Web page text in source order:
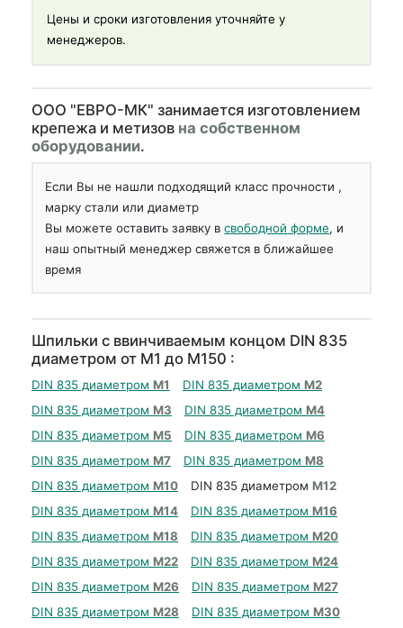
Цены и сроки изготовления уточняйте у
менеджеров.
OOO "ЕВРО-МК" занимается изготовлением
крепежа и метизов на собственном
оборудовании.
Если Вы не нашли подходящий класс прочности ,
марку стали или диаметр
Вы можете оставить заявку всвободной форме, и
наш опытный менеджер свяжется в ближайшее
время
Шпильки с ввинчиваемым концом DIN 835
диаметром от М1 до М150 :
DIN 835 диаметром М1 DIN 835 диаметром М2
DIN 835 диаметром М3 DIN 835 диаметром М4
DIN 835 диаметром М5 DIN 835 диаметром М6
DIN 835 диаметром М7 DIN 835 диаметром М8
DIN 835 диаметром М10 DIN 835 диаметром М12
DIN 835 диаметром М14 DIN 835 диаметром М16
DIN 835 диаметром М18 DIN 835 диаметром М20
DIN 835 диаметром М22 DIN 835 диаметром М24
DIN 835 диаметром М26 DIN 835 диаметром М27
DIN 835 диаметром М28 DIN 835 диаметром М30